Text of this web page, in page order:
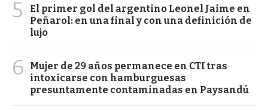
5
El primer gol del argentino Leonel Jaime en
Peñarol: en una final y con una definición de
lujo
6
Mujer de 29 años permanece en CTI tras
intoxicarse con hamburguesas
presuntamente contaminadas en Paysandú